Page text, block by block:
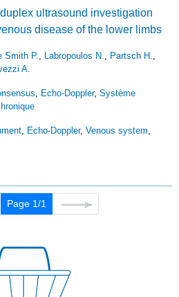
ultrasound investigation
disease of the lower limbs
Smith P. Labropoulos N. Partsch H.
A.
Echo-Doppler, Système
Echo-Doppler, Venous system
Page 1/1